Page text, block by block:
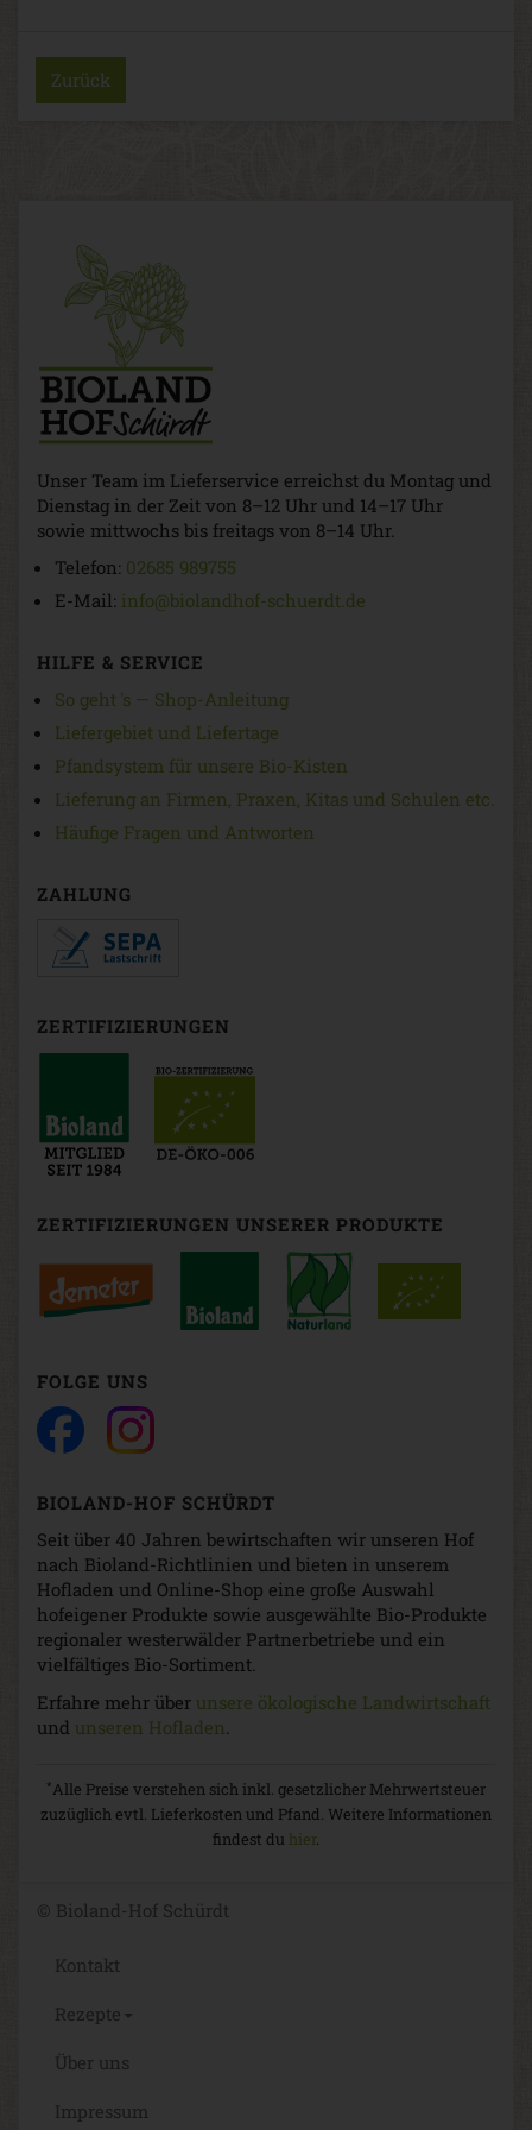
Zurück
Unser Team im Lieferservice erreichst du Montag und
Dienstag in der Zeit von 8–12 Uhr und 14–17 Uhr
sowie mittwochs bis freitags von 8–14 Uhr.
Telefon: 02685 989755
E-Mail: info@biolandhof-schuerdt.de
HILFE & SERVICE
So geht 's — Shop-Anleitung
Liefergebiet und Liefertage
Pfandsystem für unsere Bio-Kisten
Lieferung an Firmen, Praxen, Kitas und Schulen etc.
Häufige Fragen und Antworten
ZAHLUNG
ZERTIFIZIERUNGEN
ZERTIFIZIERUNGEN UNSERER PRODUKTE
FOLGE UNS
BIOLAND-HOF SCHÜRDT
Seit über 40 Jahren bewirtschaften wir unseren Hof
nach Bioland-Richtlinien und bieten in unserem
Hofladen und Online-Shop eine große Auswahl
hofeigener Produkte sowie ausgewählte Bio-Produkte
regionaler westerwälder Partnerbetriebe und ein
vielfältiges Bio-Sortiment.
Erfahre mehr über unsere ökologische Landwirtschaft
und unseren Hofladen
*Alle Preise verstehen sich inkl. gesetzlicher Mehrwertsteuer
zuzüglich evtl. Lieferkosten und Pfand. Weitere Informationen
findest du hier.
© Bioland-Hof Schürdt
Kontakt
Rezepte
Über uns
Impressum